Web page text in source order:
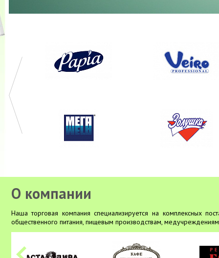
О компании
Наша торговая компания специализируется на комплексных
общественного питания, пищевым производствам,